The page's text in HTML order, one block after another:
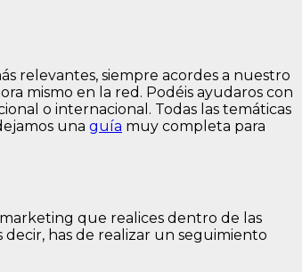
relevantes, siempre acordes a nuestro
mismo en la red. Podéis ayudaros con
o internacional. Todas las temáticas
una guía muy completa para
que realices dentro de las
has de realizar un seguimiento